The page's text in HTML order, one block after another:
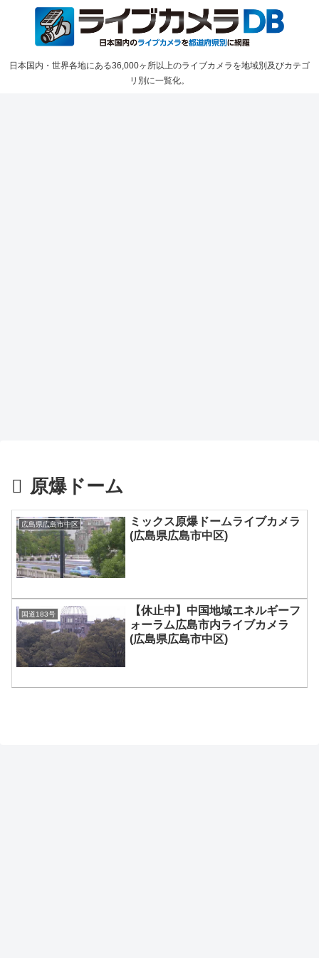
日本国内・世界各地にある36,000ヶ所以上のライブカメラを地域別及びカテゴ
リ別に一覧化。
原爆ドーム
広島県広島市中区
ミックス原爆ドームライブカメラ
(広島県広島市中区)
国道183号
【休止中】中国地域エネルギーフ
ォーラム広島市内ライブカメラ
(広島県広島市中区)